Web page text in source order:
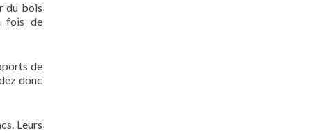
du bois
fois de
de
donc
Leurs